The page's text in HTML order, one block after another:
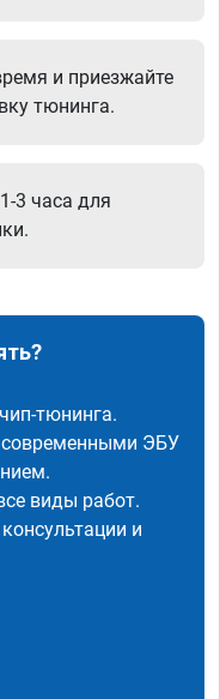
и приезжайте
тюнинга.
3 часа для
тюнинга.
современными ЭБУ
виды работ.
и